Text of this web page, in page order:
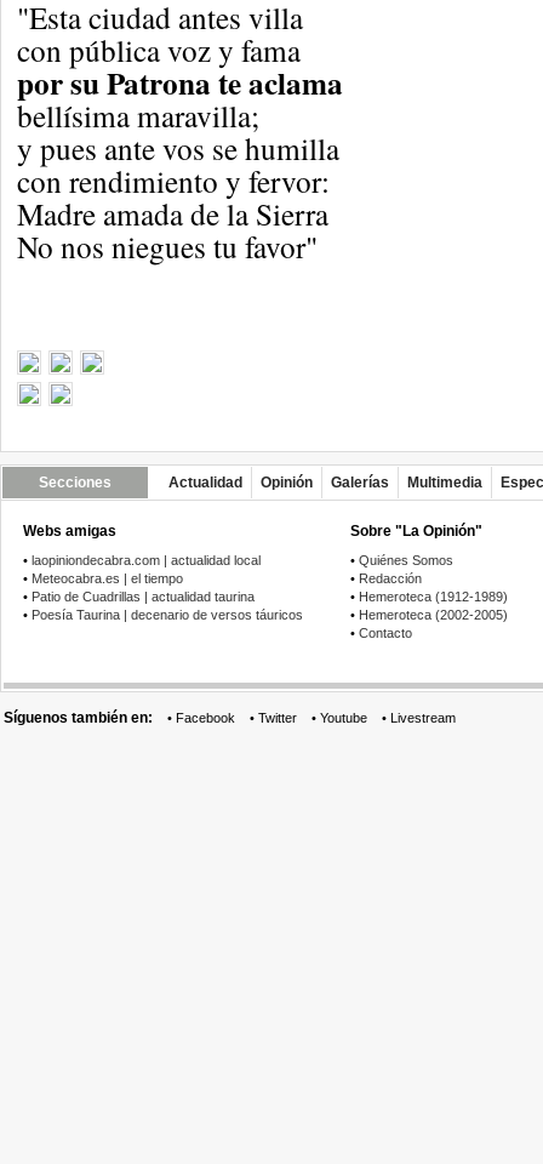
"Esta ciudad antes villa
con pública voz y fama
por su Patrona te aclama
bellísima maravilla;
y pues ante vos se humilla
con rendimiento y fervor:
Madre amada de la Sierra
No nos niegues tu favor"
Secciones Actualidad Opinión Galerías Multimedia
Webs amigas
• laopiniondecabra.com | actualidad local
• Meteocabra.es | el tiempo
• Patio de Cuadrillas | actualidad taurina
• Poesía Taurina | decenario de versos táuricos
Sobre "La Opinión"
• Quiénes Somos
• Redacción
• Hemeroteca (1912-1989)
• Hemeroteca (2002-2005)
• Contacto
Síguenos también en: • Facebook • Twitter • Youtube • Livestream